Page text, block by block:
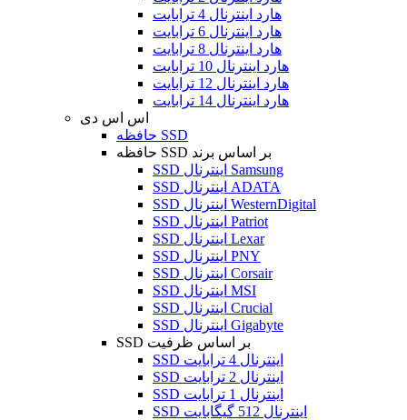
هارد اینترنال 4 ترابایت
هارد اینترنال 6 ترابایت
هارد اینترنال 8 ترابایت
هارد اینترنال 10 ترابایت
هارد اینترنال 12 ترابایت
هارد اینترنال 14 ترابایت
اس اس دی
حافظه SSD
حافظه SSD بر اساس برند
SSD اینترنال Samsung
SSD اینترنال ADATA
SSD اینترنال WesternDigital
SSD اینترنال Patriot
SSD اینترنال Lexar
SSD اینترنال PNY
SSD اینترنال Corsair
SSD اینترنال MSI
SSD اینترنال Crucial
SSD اینترنال Gigabyte
SSD بر اساس ظرفیت
SSD اینترنال 4 ترابایت
SSD اینترنال 2 ترابایت
SSD اینترنال 1 ترابایت
SSD اینترنال 512 گیگابایت